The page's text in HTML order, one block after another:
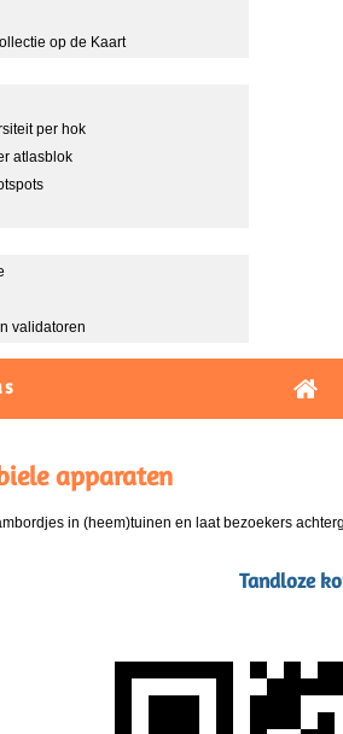
op de Kaart
per hok
atlasblok
validatoren
apparaten
in (heem)tuinen en laat bezoekers
Tandloze